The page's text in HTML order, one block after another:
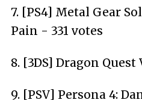
7. [PS4] Metal Gear
Pain - 331 votes
8. [3DS] Dragon
9. [PSV] Persona 4: